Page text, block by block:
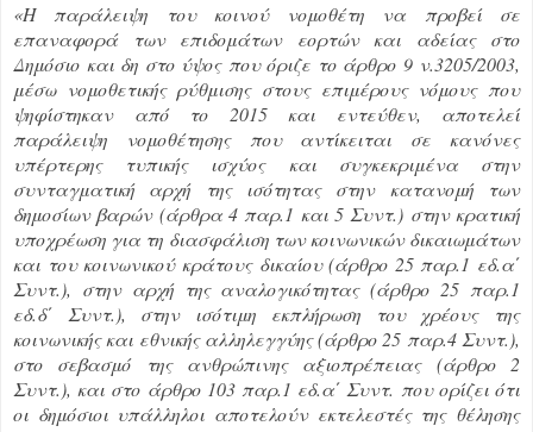
«Η παράλειψη του κοινού νομοθέτη να προβεί σε
επαναφορά των επιδομάτων εορτών και αδείας στο
Δημόσιο και δη στο ύψος που όριζε το άρθρο 9 ν.3205/2003,
μέσω νομοθετικής ρύθμισης στους επιμέρους νόμους που
ψηφίστηκαν από το 2015 και εντεύθεν, αποτελεί
παράλειψη νομοθέτησης που αντίκειται σε κανόνες
υπέρτερης τυπικής ισχύος και συγκεκριμένα στην
συνταγματική αρχή της ισότητας στην κατανομή των
δημοσίων βαρών (άρθρα 4 παρ.1 και 5 Συντ.) στην κρατική
υποχρέωση για τη διασφάλιση των κοινωνικών δικαιωμάτων
και του κοινωνικού κράτους δικαίου (άρθρο 25 παρ.1 εδ.α΄
Συντ.), στην αρχή της αναλογικότητας (άρθρο 25 παρ.1
εδ.δ΄ Συντ.), στην ισότιμη εκπλήρωση του χρέους της
κοινωνικής και εθνικής αλληλεγγύης (άρθρο 25 παρ.4 Συντ.),
στο σεβασμό της ανθρώπινης αξιοπρέπειας (άρθρο 2
Συντ.), και στο άρθρο 103 παρ.1 εδ.α΄ Συντ. που ορίζει ότι
οι δημόσιοι υπάλληλοι αποτελούν εκτελεστές της θέλησης